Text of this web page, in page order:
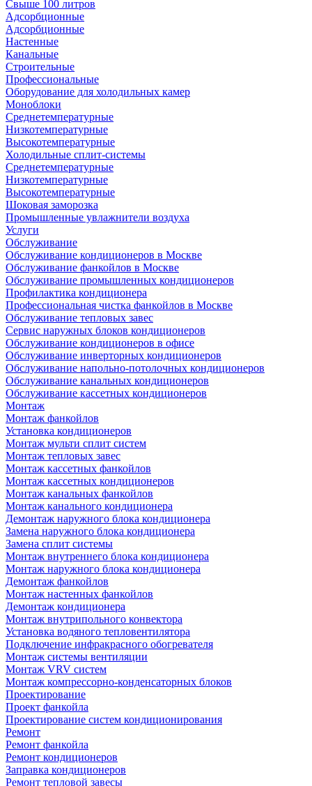
Свыше 100 литров
Адсорбционные
Адсорбционные
Настенные
Канальные
Строительные
Профессиональные
Оборудование для холодильных камер
Моноблоки
Среднетемпературные
Низкотемпературные
Высокотемпературные
Холодильные сплит-системы
Среднетемпературные
Низкотемпературные
Высокотемпературные
Шоковая заморозка
Промышленные увлажнители воздуха
Услуги
Обслуживание
Обслуживание кондиционеров в Москве
Обслуживание фанкойлов в Москве
Обслуживание промышленных кондиционеров
Профилактика кондиционера
Профессиональная чистка фанкойлов в Москве
Обслуживание тепловых завес
Сервис наружных блоков кондиционеров
Обслуживание кондиционеров в офисе
Обслуживание инверторных кондиционеров
Обслуживание напольно-потолочных кондиционеров
Обслуживание канальных кондиционеров
Обслуживание кассетных кондиционеров
Монтаж
Монтаж фанкойлов
Установка кондиционеров
Монтаж мульти сплит систем
Монтаж тепловых завес
Монтаж кассетных фанкойлов
Монтаж кассетных кондиционеров
Монтаж канальных фанкойлов
Монтаж канального кондиционера
Демонтаж наружного блока кондиционера
Замена наружного блока кондиционера
Замена сплит системы
Монтаж внутреннего блока кондиционера
Монтаж наружного блока кондиционера
Демонтаж фанкойлов
Монтаж настенных фанкойлов
Демонтаж кондиционера
Монтаж внутрипольного конвектора
Установка водяного тепловентилятора
Подключение инфракрасного обогревателя
Монтаж системы вентиляции
Монтаж VRV систем
Монтаж компрессорно-конденсаторных блоков
Проектирование
Проект фанкойла
Проектирование систем кондиционирования
Ремонт
Ремонт фанкойла
Ремонт кондиционеров
Заправка кондиционеров
Ремонт тепловой завесы